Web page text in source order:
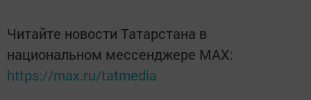
Читайте новости Татарстана в
национальном мессенджере MАХ:
https://max.ru/tatmedia